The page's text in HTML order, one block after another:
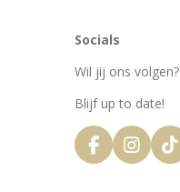
Socials
Wil jij ons volgen?
Blijf up to date!
F
a
I
n
T
i